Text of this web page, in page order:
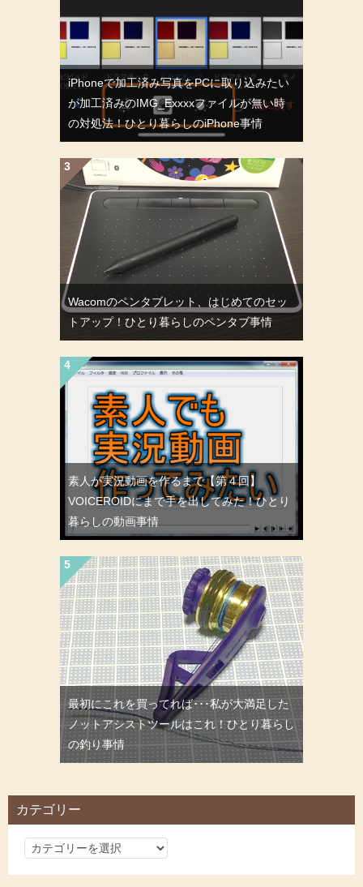
iPhoneで加工済み写真をPCに取り込みたい
が加工済みのIMG_Exxxxファイルが無い時
の対処法！ひとり暮らしのiPhone事情
Wacomのペンタブレット、はじめてのセッ
トアップ！ひとり暮らしのペンタブ事情
素人が実況動画を作るまで【第４回】
VOICEROIDにまで手を出してみた！ひとり
暮らしの動画事情
最初にこれを買ってれば･･･私が大満足した
ノットアシストツールはこれ！ひとり暮らし
の釣り事情
カテゴリー
カ